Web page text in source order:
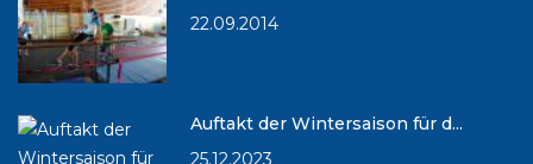
22.09.2014
Auftakt der Wintersaison für d...
25.12.2023